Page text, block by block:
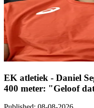
EK atletiek - Daniel
400 meter: "Geloof